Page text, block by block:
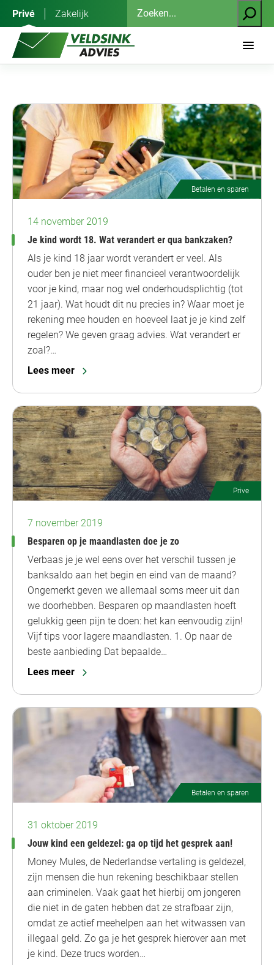
inhoud
Privé Zakelijk
Zoeken
Betalen en sparen
14 november 2019
Je kind wordt 18. Wat verandert er qua bankzaken?
Als je kind 18 jaar wordt verandert er veel. Als
ouder ben je niet meer financieel verantwoordelijk
voor je kind, maar nog wel onderhoudsplichtig (tot
21 jaar). Wat houdt dit nu precies in? Waar moet je
rekening mee houden en hoeveel laat je je kind zelf
regelen? We geven graag advies. Wat verandert er
zoal?…
Lees meer
Prive
7 november 2019
Besparen op je maandlasten doe je zo
Verbaas je je wel eens over het verschil tussen je
banksaldo aan het begin en eind van de maand?
Ongemerkt geven we allemaal soms meer uit dan
we doorhebben. Besparen op maandlasten hoeft
gelukkig geen pijn te doen: het kan eenvoudig zijn!
Vijf tips voor lagere maandlasten. 1. Op naar de
beste aanbieding Dat bepaalde…
Lees meer
Betalen en sparen
31 oktober 2019
Jouw kind een geldezel: ga op tijd het gesprek aan!
Money Mules, de Nederlandse vertaling is geldezel,
zijn mensen die hun rekening beschikbaar stellen
aan criminelen. Vaak gaat het hierbij om jongeren
die niet in de gaten hebben dat ze strafbaar zijn,
omdat ze actief meehelpen aan het witwassen van
illegaal geld. Zo ga je het gesprek hierover aan met
je kind. Deze trucs worden…